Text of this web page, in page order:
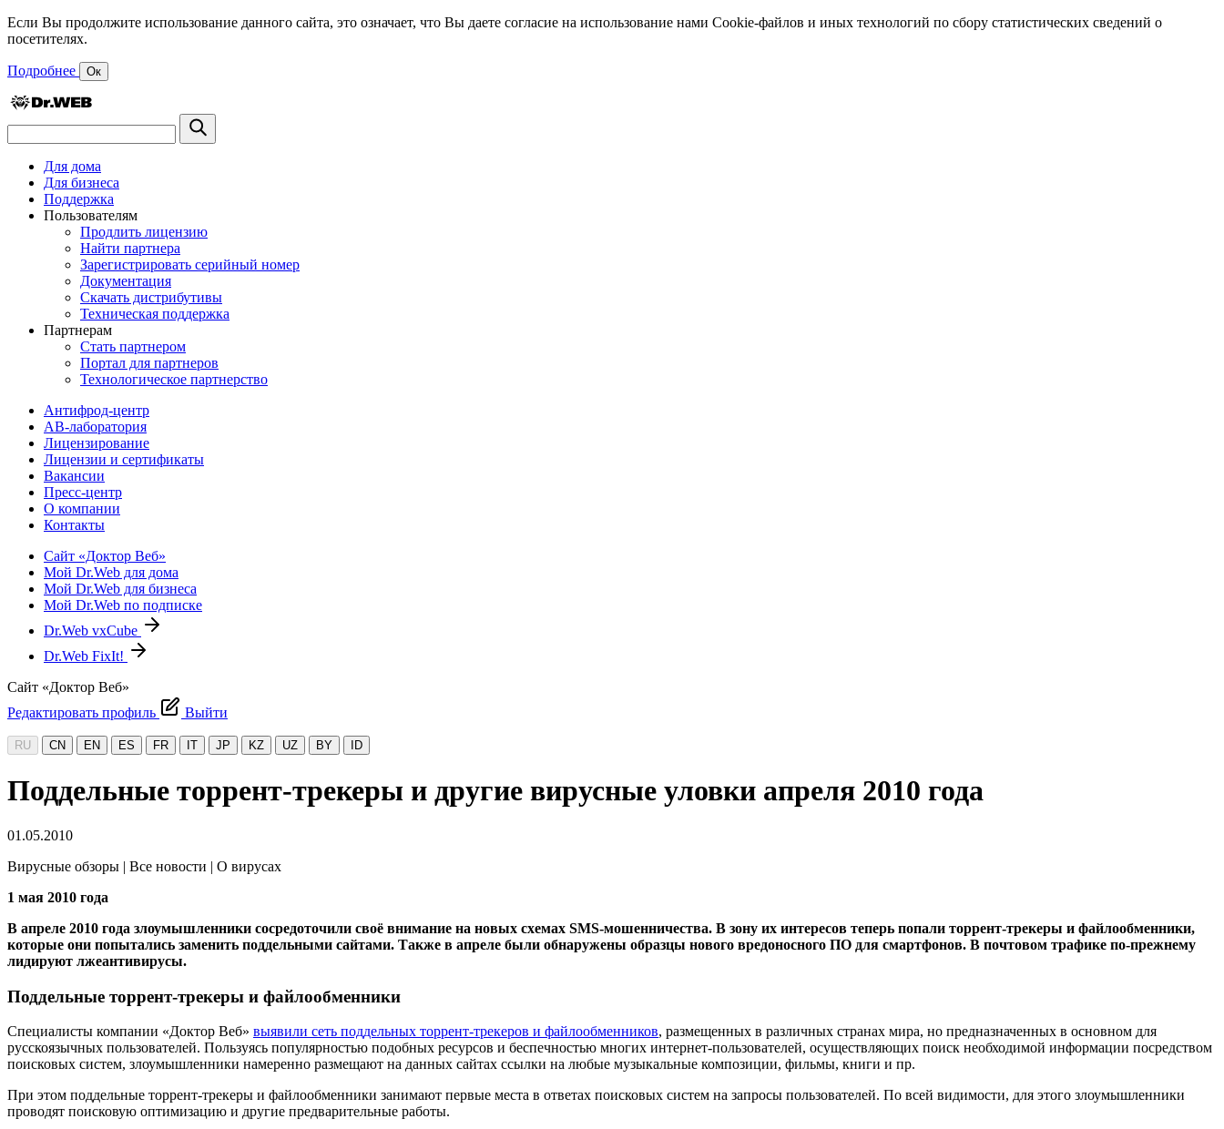
Если Вы продолжите использование данного сайта, это означает, что Вы даете согласие на использование нами Cookie-файлов и иных технологий по сбору статистических сведений о
посетителях.
Подробнее Ок
Для дома
Для бизнеса
Поддержка
Пользователям
Продлить лицензию
Найти партнера
Зарегистрировать серийный номер
Документация
Скачать дистрибутивы
Техническая поддержка
Партнерам
Стать партнером
Портал для партнеров
Технологическое партнерство
Антифрод-центр
АВ-лаборатория
Лицензирование
Лицензии и сертификаты
Вакансии
Пресс-центр
О компании
Контакты
Сайт «Доктор Веб»
Мой Dr.Web для дома
Мой Dr.Web для бизнеса
Мой Dr.Web по подписке
Dr.Web vxCube
Dr.Web FixIt!
Сайт «Доктор Веб»
Редактировать профиль
Выйти
RU CN EN ES FR IT JP KZ UZ BY ID
Поддельные торрент-трекеры и другие вирусные уловки апреля 2010 года
01.05.2010
Вирусные обзоры | Все новости | О вирусах
1 мая 2010 года
В апреле 2010 года злоумышленники сосредоточили своё внимание на новых схемах SMS-мошенничества. В зону их интересов теперь попали торрент-трекеры и файлообменники,
которые они попытались заменить поддельными сайтами. Также в апреле были обнаружены образцы нового вредоносного ПО для смартфонов. В почтовом трафике по-прежнему
лидируют лжеантивирусы.
Поддельные торрент-трекеры и файлообменники
Специалисты компании «Доктор Веб» выявили сеть поддельных торрент-трекеров и файлообменников, размещенных в различных странах мира, но предназначенных в основном для
русскоязычных пользователей. Пользуясь популярностью подобных ресурсов и беспечностью многих интернет-пользователей, осуществляющих поиск необходимой информации посредством
поисковых систем, злоумышленники намеренно размещают на данных сайтах ссылки на любые музыкальные композиции, фильмы, книги и пр.
При этом поддельные торрент-трекеры и файлообменники занимают первые места в ответах поисковых систем на запросы пользователей. По всей видимости, для этого злоумышленники
проводят поисковую оптимизацию и другие предварительные работы.